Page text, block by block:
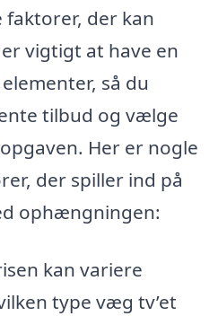
faktorer, der kan
vigtigt at have en
så du
tilbud og vælge
Her er nogle
der spiller ind på
ophængningen:
kan variere
type væg tv’et